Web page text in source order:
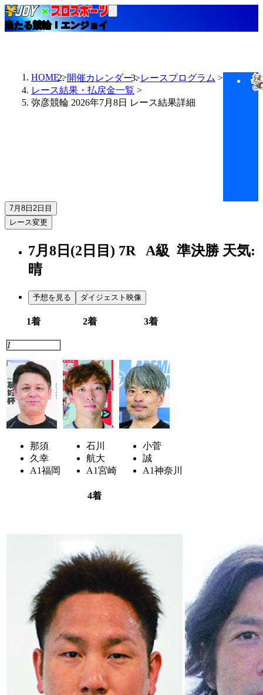
当たる競輪！エンジョイ
HOME 開催カレンダー
レースプログラム
レース結果・払戻金一覧
弥彦競輪 2026年7月8日 レース結果詳細
7月8日 2日目
レース変更
7月8日(2日目) 7R A級 準決勝 天気:
晴
予想を見る ダイジェスト映像
1着 2着 3着
1
那須
久幸
A1福岡
石川
航大
A1宮崎
小菅
誠
A1神奈川
4着